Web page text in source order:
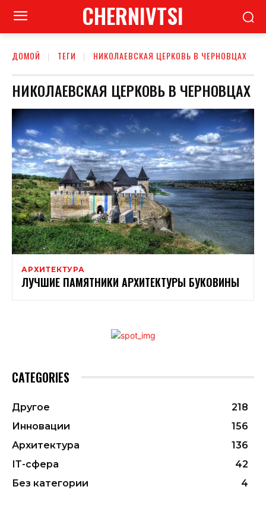
CHERNIVTSI
ДОМОЙ ТЕГИ НИКОЛАЕВСКАЯ ЦЕРКОВЬ В ЧЕРНОВЦАХ
НИКОЛАЕВСКАЯ ЦЕРКОВЬ В ЧЕРНОВЦАХ
АРХИТЕКТУРА
ЛУЧШИЕ ПАМЯТНИКИ АРХИТЕКТУРЫ БУКОВИНЫ
CATEGORIES
Другое
218
Инновации
156
Архитектура
136
ІТ-сфера
42
Без категории
4